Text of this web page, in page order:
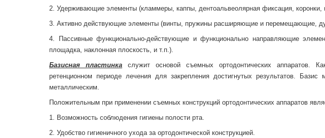
2. Удерживающие элементы (кламмеры, каппы, дентоальвеолярная фиксация, коронки,
3. Активно действующие элементы (винты, пружины расширяющие и перемещающие,
4. Пассивные функционально-действующие и функционально направляющие
площадка, наклонная плоскость, и т.п.).
Базисная пластинкаслужит основой съемных ортодонтических аппаратов.
ретенционном периоде лечения для закрепления достигнутых результатов.
металлическим.
Положительным при применении съемных конструкций ортодонтических аппаратов
1. Возможность соблюдения гигиены полости рта.
2. Удобство гигиеничного ухода за ортодонтической конструкцией.